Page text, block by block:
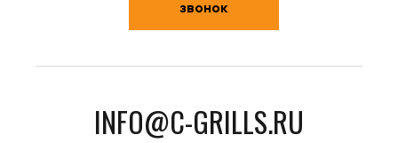
звонок
INFO@C-GRILLS.RU